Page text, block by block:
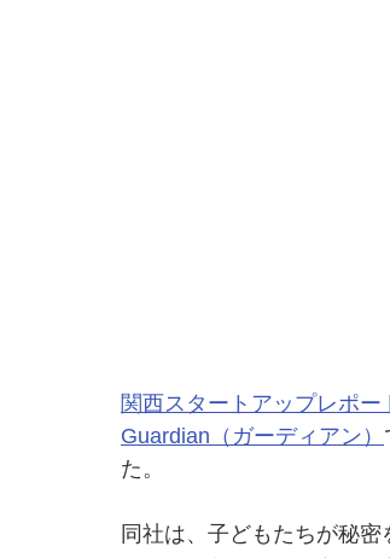
関西スタートアップレポー
Guardian（ガーディアン）
た。
同社は、子どもたちが秘